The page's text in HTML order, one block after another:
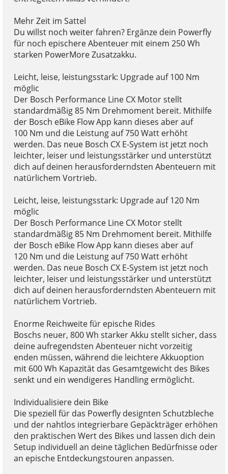
Mehr Zeit im Sattel
Du willst noch weiter fahren? Ergänze dein Powerfly
für noch epischere Abenteuer mit einem 250 Wh
starken PowerMore Zusatzakku.
Leicht, leise, leistungsstark: Upgrade auf 100 Nm
möglic
Der Bosch Performance Line CX Motor stellt
standardmäßig 85 Nm Drehmoment bereit. Mithilfe
der Bosch eBike Flow App kann dieses aber auf
100 Nm und die Leistung auf 750 Watt erhöht
werden. Das neue Bosch CX E-System ist jetzt noch
leichter, leiser und leistungsstärker und unterstützt
dich auf deinen herausforderndsten Abenteuern mit
natürlichem Vortrieb.
Leicht, leise, leistungsstark: Upgrade auf 120 Nm
möglic
Der Bosch Performance Line CX Motor stellt
standardmäßig 85 Nm Drehmoment bereit. Mithilfe
der Bosch eBike Flow App kann dieses aber auf
120 Nm und die Leistung auf 750 Watt erhöht
werden. Das neue Bosch CX E-System ist jetzt noch
leichter, leiser und leistungsstärker und unterstützt
dich auf deinen herausforderndsten Abenteuern mit
natürlichem Vortrieb.
Enorme Reichweite für epische Rides
Boschs neuer, 800 Wh starker Akku stellt sicher, dass
deine aufregendsten Abenteuer nicht vorzeitig
enden müssen, während die leichtere Akkuoption
mit 600 Wh Kapazität das Gesamtgewicht des Bikes
senkt und ein wendigeres Handling ermöglicht.
Individualisiere dein Bike
Die speziell für das Powerfly designten Schutzbleche
und der nahtlos integrierbare Gepäckträger erhöhen
den praktischen Wert des Bikes und lassen dich dein
Setup individuell an deine täglichen Bedürfnisse oder
an epische Entdeckungstouren anpassen.